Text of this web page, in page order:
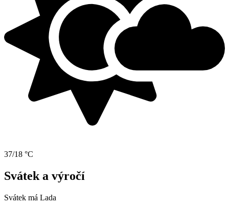
37/18 °C
Svátek a výročí
Svátek má Lada